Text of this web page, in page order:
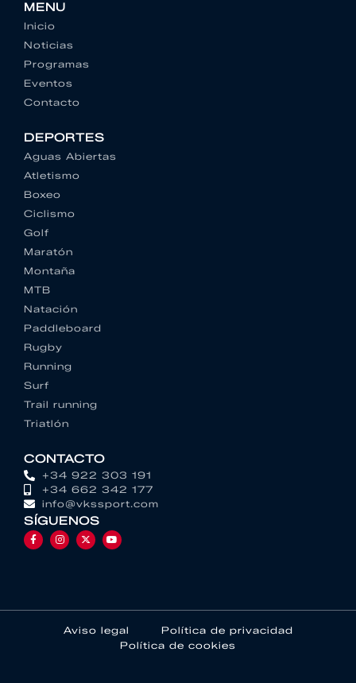
MENU
Inicio
Noticias
Programas
Eventos
Contacto
DEPORTES
Aguas Abiertas
Atletismo
Boxeo
Ciclismo
Golf
Maratón
Montaña
MTB
Natación
Paddleboard
Rugby
Running
Surf
Trail running
Triatlón
CONTACTO
+34 922 303 191
+34 662 342 177
info@vkssport.com
SÍGUENOS
Aviso legal
Política de privacidad
Política de cookies